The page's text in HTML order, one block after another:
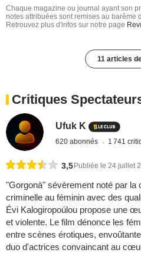
Chaque magazine ou journal ayant son
notes attribuées sont remises au barême
Retrouvez plus d'infos sur notre page
11 articles
Critiques
Ufuk K
620 abonnés 1 741
3,5 Publiée le 24 juillet
"Gorgonà" sévèrement noté par la
criminelle au féminin avec des
Évi Kalogiropoúlou propose une
et violente. Le film dénonce les
entre scènes érotiques,
duo d'actrices convaincant au